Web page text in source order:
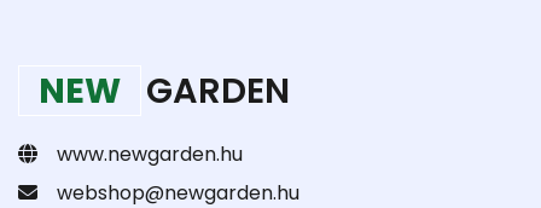
NEW GARDEN
www.newgarden.hu
webshop@newgarden.hu